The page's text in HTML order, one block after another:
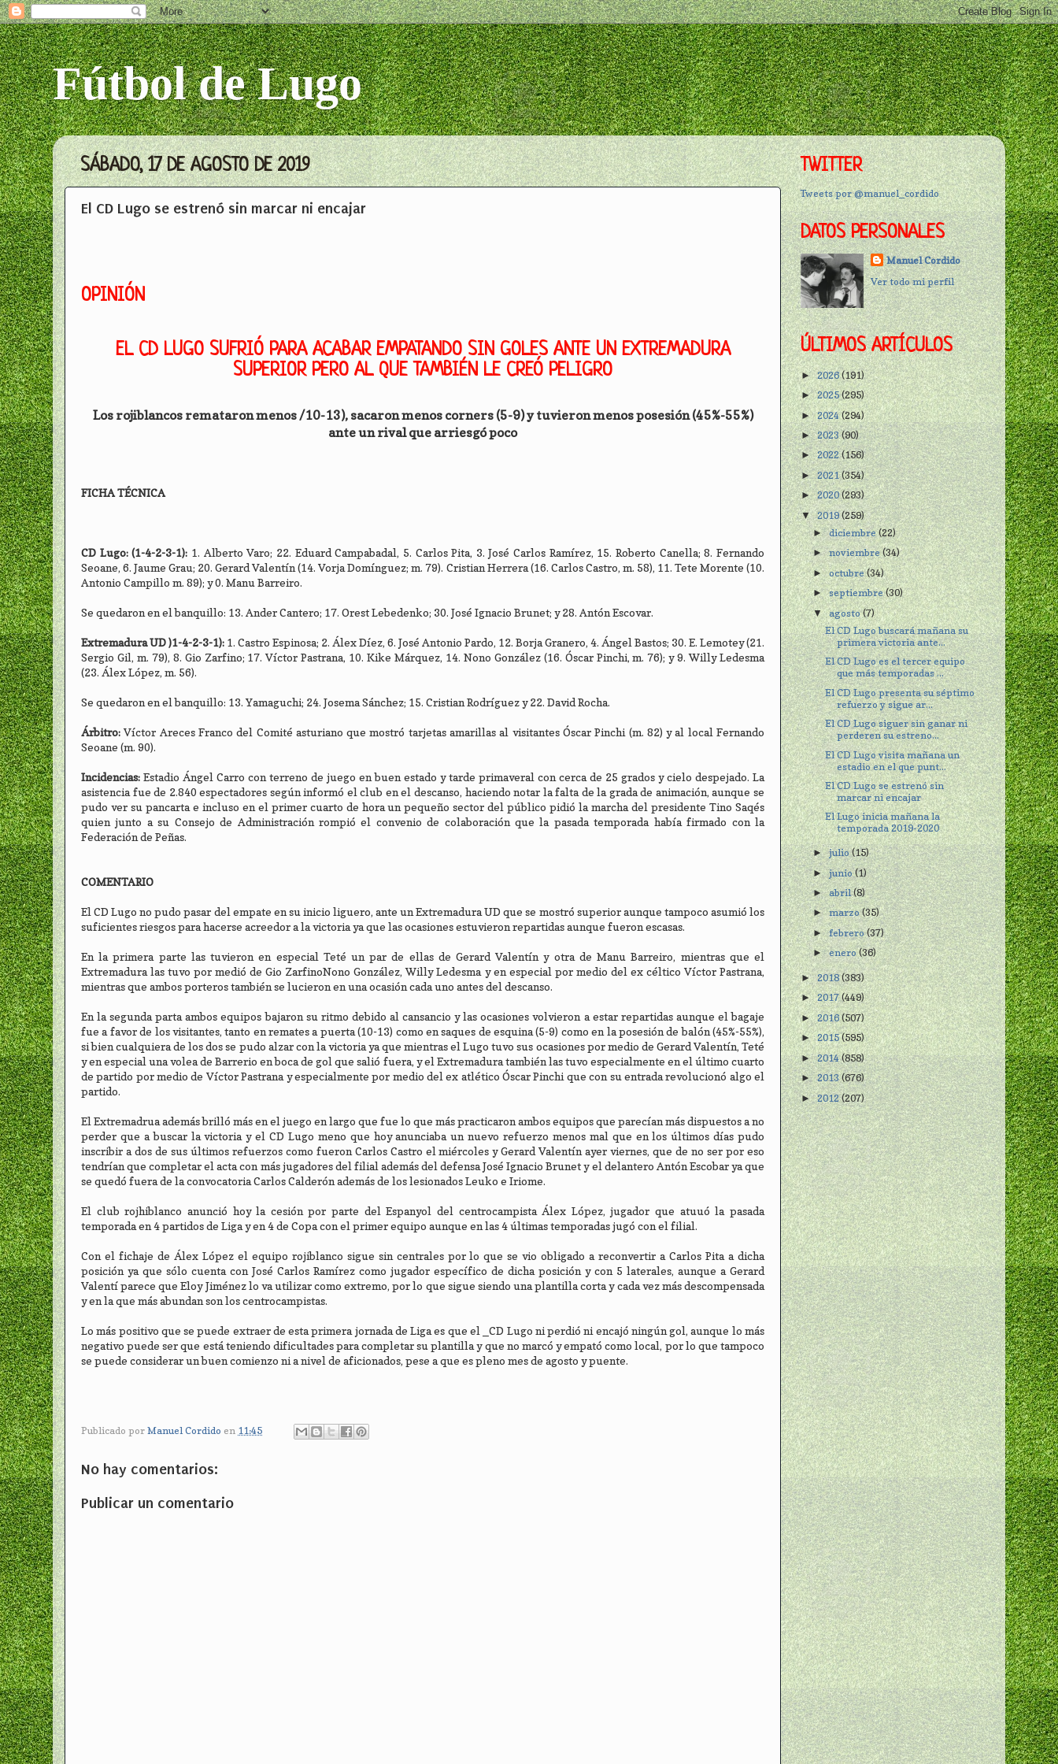
Fútbol de Lugo
SÁBADO, 17 DE AGOSTO DE 2019
El CD Lugo se estrenó sin marcar ni encajar
OPINIÓN
EL CD LUGO SUFRIÓ PARA ACABAR EMPATANDO SIN GOLES ANTE UN EXTREMADURA
SUPERIOR PERO AL QUE TAMBIÉN LE CREÓ PELIGRO
Los rojiblancos remataron menos /10-13), sacaron menos corners (5-9) y tuvieron menos posesión (45%-55%)
ante un rival que arriesgó poco
FICHA TÉCNICA
CD Lugo: (1-4-2-3-1): 1. Alberto Varo; 22. Eduard Campabadal, 5. Carlos Pita, 3. José Carlos Ramírez, 15. Roberto Canella; 8. Fernando
Seoane, 6. Jaume Grau; 20. Gerard Valentín (14. Vorja Domínguez; m. 79). Cristian Herrera (16. Carlos Castro, m. 58), 11. Tete Morente (10.
Antonio Campillo m. 89); y 0. Manu Barreiro.
Se quedaron en el banquillo: 13. Ander Cantero; 17. Orest Lebedenko; 30. José Ignacio Brunet; y 28. Antón Escovar.
Extremadura UD )1-4-2-3-1): 1. Castro Espinosa; 2. Álex Díez, 6. José Antonio Pardo, 12. Borja Granero, 4. Ángel Bastos; 30. E. Lemotey (21.
Sergio Gil, m. 79), 8. Gio Zarfino; 17. Víctor Pastrana, 10. Kike Márquez, 14. Nono González (16. Óscar Pinchi, m. 76); y 9. Willy Ledesma
(23. Álex López, m. 56).
Se quedaron en el banquillo: 13. Yamaguchi; 24. Josema Sánchez; 15. Cristian Rodríguez y 22. David Rocha.
Árbitro:Víctor Areces Franco del Comité asturiano que mostró tarjetas amarillas al visitantes Óscar Pinchi (m. 82) y al local Fernando
Seoane (m. 90).
Incidencias: Estadio Ángel Carro con terreno de juego en buen estado y tarde primaveral con cerca de 25 grados y cielo despejado. La
asistencia fue de 2.840 espectadores según informó el club en el descanso, haciendo notar la falta de la grada de animación, aunque se
pudo ver su pancarta e incluso en el primer cuarto de hora un pequeño sector del público pidió la marcha del presidente Tino Saqés
quien junto a su Consejo de Administración rompió el convenio de colaboración que la pasada temporada había firmado con la
Federación de Peñas.
COMENTARIO
El CD Lugo no pudo pasar del empate en su inicio liguero, ante un Extremadura UD que se mostró superior aunque tampoco asumió los
suficientes riesgos para hacerse acreedor a la victoria ya que las ocasiones estuvieron repartidas aunque fueron escasas.
En la primera parte las tuvieron en especial Teté un par de ellas de Gerard Valentín y otra de Manu Barreiro, mientras que el
Extremadura las tuvo por medió de Gio ZarfinoNono González, Willy Ledesma y en especial por medio del ex céltico Víctor Pastrana,
mientras que ambos porteros también se lucieron en una ocasión cada uno antes del descanso.
En la segunda parta ambos equipos bajaron su ritmo debido al cansancio y las ocasiones volvieron a estar repartidas aunque el bagaje
fue a favor de los visitantes, tanto en remates a puerta (10-13) como en saques de esquina (5-9) como en la posesión de balón (45%-55%),
si bien cualquiera de los dos se pudo alzar con la victoria ya que mientras el Lugo tuvo sus ocasiones por medio de Gerard Valentín, Teté
y en especial una volea de Barrerio en boca de gol que salió fuera, y el Extremadura también las tuvo especialmente en el último cuarto
de partido por medio de Víctor Pastrana y especialmente por medio del ex atlético Óscar Pinchi que con su entrada revolucionó algo el
partido.
El Extremadrua además brilló más en el juego en largo que fue lo que más practicaron ambos equipos que parecían más dispuestos a no
perder que a buscar la victoria y el CD Lugo meno que hoy anunciaba un nuevo refuerzo menos mal que en los últimos días pudo
inscribir a dos de sus últimos refuerzos como fueron Carlos Castro el miércoles y Gerard Valentín ayer viernes, que de no ser por eso
tendrían que completar el acta con más jugadores del filial además del defensa José Ignacio Brunet y el delantero Antón Escobar ya que
se quedó fuera de la convocatoria Carlos Calderón además de los lesionados Leuko e Iriome.
El club rojhiblanco anunció hoy la cesión por parte del Espanyol del centrocampista Álex López, jugador que atuuó la pasada
temporada en 4 partidos de Liga y en 4 de Copa con el primer equipo aunque en las 4 últimas temporadas jugó con el filial.
Con el fichaje de Álex López el equipo rojiblanco sigue sin centrales por lo que se vio obligado a reconvertir a Carlos Pita a dicha
posición ya que sólo cuenta con José Carlos Ramírez como jugador específico de dicha posición y con 5 laterales, aunque a Gerard
Valentí parece que Eloy Jiménez lo va utilizar como extremo, por lo que sigue siendo una plantilla corta y cada vez más descompensada
y en la que más abundan son los centrocampistas.
Lo más positivo que se puede extraer de esta primera jornada de Liga es que el _CD Lugo ni perdió ni encajó ningún gol, aunque lo más
negativo puede ser que está teniendo dificultades para completar su plantilla y que no marcó y empató como local, por lo que tampoco
se puede considerar un buen comienzo ni a nivel de aficionados, pese a que es pleno mes de agosto y puente.
Publicado por Manuel Cordido en 11:45
No hay comentarios:
Publicar un comentario
TWITTER
Tweets por @manuel_cordido
DATOS PERSONALES
Manuel Cordido
Ver todo mi perfil
ÚLTIMOS ARTÍCULOS
►2026(191)
►2025(295)
►2024(294)
►2023(90)
►2022(156)
►2021(354)
►2020(293)
▼2019(259)
►diciembre(22)
►noviembre(34)
►octubre(34)
►septiembre(30)
▼agosto(7)
El CD Lugo buscará mañana su
primera victoria ante...
El CD Lugo es el tercer equipo
que más temporadas ...
El CD Lugo presenta su séptimo
refuerzo y sigue ar...
El CD Lugo siguer sin ganar ni
perderen su estreno...
El CD Lugo visita mañana un
estadio en el que punt...
El CD Lugo se estrenó sin
marcar ni encajar
El Lugo inicia mañana la
temporada 2019-2020
►julio(15)
►junio(1)
►abril(8)
►marzo(35)
►febrero(37)
►enero(36)
►2018(383)
►2017(449)
►2016(507)
►2015(595)
►2014(858)
►2013(676)
►2012(207)